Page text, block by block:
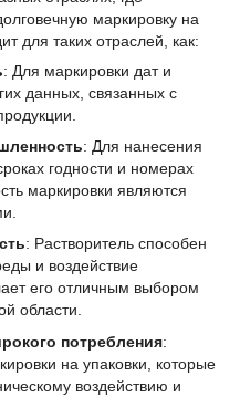
маркировку на
для таких отраслей, как:
: Для маркировки дат и
данных, связанных с
: Для нанесения
годности и номерах
маркировки являются
: Растворитель способен
и воздействие
его отличным выбором
области.
потребления:
на упаковки, которые
воздействию и